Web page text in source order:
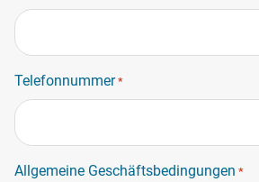
Telefonnummer *
Allgemeine Geschäftsbedingungen *